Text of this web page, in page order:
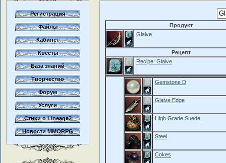
Регистрация
Файлы
Кабинет
Квесты
База знаний
Творчество
Форум
Услуги
Стихи о Lineage2
Новости MMORPG
Продукт
Glaive
Рецепт
Recipe: Glaive
Gemstone D
Glaive Edge
High Grade Suede
Steel
Cokes